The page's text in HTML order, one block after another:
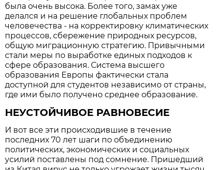
была очень высока. Более того, замах уже
делался и на решение глобальных проблем
человечества - на корректировку климатических
процессов, сбережение природных ресурсов,
общую миграционную стратегию. Привычными
стали меры по выработке единых подходов к
сфере образования. Система высшего
образования Европы фактически стала
доступной для студентов независимо от страны,
где ими было получено среднее образование.
НЕУСТОЙЧИВОЕ РАВНОВЕСИЕ
И вот все эти происходившие в течение
последних 70 лет шаги по объединению
политических, экономических и социальных
усилий поставлены под сомнение. Пришедший